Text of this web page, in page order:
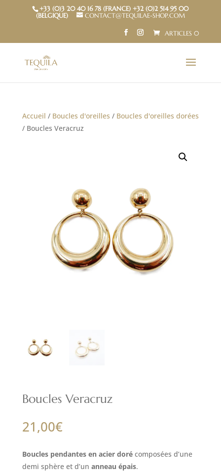
+33 (0)3 20 40 16 78 (FRANCE) +32 (0)2 514 95 00
(BELGIQUE)
CONTACT@TEQUILAE-SHOP.COM
ARTICLES 0
Accueil / Boucles d'oreilles / Boucles d'oreilles dorées
/ Boucles Veracruz
Boucles Veracruz
21,00€
Boucles pendantes en acier dorécomposées d’une
demi sphère et d’un anneau épais.